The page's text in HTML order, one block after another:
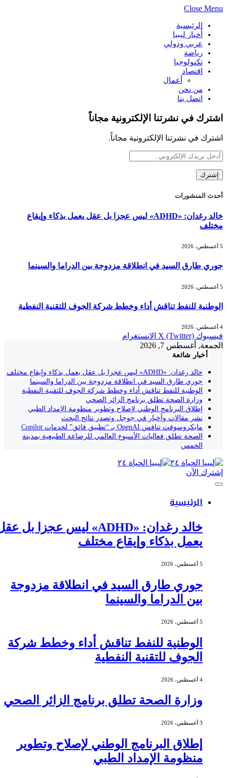
Close Menu
الرئيسية
أخبار ليبيا
عربي ودولي
رياضة
تكنولوجيا
اقتصاد
أعمال
من نحن
اتصل بنا
اشترك في نشرتنا الإلكترونية مجاناً
اشترك في نشرتنا الإلكترونية مجاناً.
أحدث المنشورات
خالد رغدان: «ADHD» ليس عجزا بل عقل يعمل بذكاء وإيقاع
مختلف
جوري طارق السيد في انطلاقة مزدوجة بين الدراما والسينما
الوطنية للنفط تناقش أداء وخطط شركة الجوف للتقنية النفطية
فيسبوك X (Twitter) الانستغرام
الجمعة, أغسطس 7, 2026
أخبار شائعة
خالد رغدان: «ADHD» ليس عجزا بل عقل يعمل بذكاء وإيقاع مختلف
جوري طارق السيد في انطلاقة مزدوجة بين الدراما والسينما
الوطنية للنفط تناقش أداء وخطط شركة الجوف للتقنية النفطية
وزارة الصحة تطلق برنامج الزائر الصحي
إطلاق البرنامج الوطني لإصلاح وتطوير منظومة الإمداد الطبي
نشر مقالات وأخبار في جوجل وتصدر نتائج البحث
مايكروسوفت تنافس OpenAI بـ “تطبيق فائق” لخدمات Copilot
الصحة تطلق فعاليات الأسبوع العالمي للرضاعة الطبيعية بمدينة
الخمس
إشترك الآن
الرئيسية
خالد رغدان: «ADHD» ليس عجزا بل عقل
يعمل بذكاء وإيقاع مختلف
جوري طارق السيد في انطلاقة مزدوجة
بين الدراما والسينما
الوطنية للنفط تناقش أداء وخطط شركة
الجوف للتقنية النفطية
وزارة الصحة تطلق برنامج الزائر الصحي
إطلاق البرنامج الوطني لإصلاح وتطوير
منظومة الإمداد الطبي